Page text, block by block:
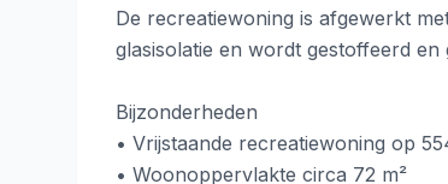
De recreatiewoning is afgewerkt
glasisolatie en wordt gestoffeerd en
Bijzonderheden
• Vrijstaande recreatiewoning op
• Woonoppervlakte circa 72 m²